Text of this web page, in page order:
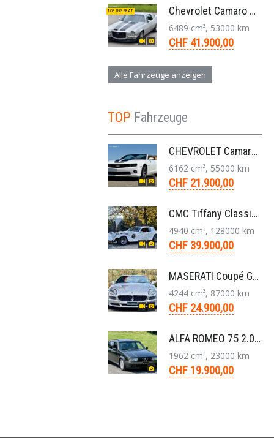
TOP INSERAT Chevrolet Camaro SS 396 LS3 Coupe Aut. 1971
6489 cm³, 53000 km
CHF 41.900,00
Alle Fahrzeuge anzeigen
TOP Fahrzeuge
CHEVROLET Camaro 2SS RS 6,2L V8 Cabriolet Aut. 2011
6162 cm³, 55000 km
CHF 21.900,00
CMC Tiffany Classic Coupé Neoklassiker 5.0 V8 1991
4940 cm³, 128000 km
CHF 39.900,00
MASERATI Coupé GT Cambiocorsa 4,2 V8 Aut. 2005
4244 cm³, 87000 km
CHF 24.900,00
ALFA ROMEO 75 2.0 TS Super Berlina 5-Gang 1991
1962 cm³, 23000 km
CHF 19.900,00